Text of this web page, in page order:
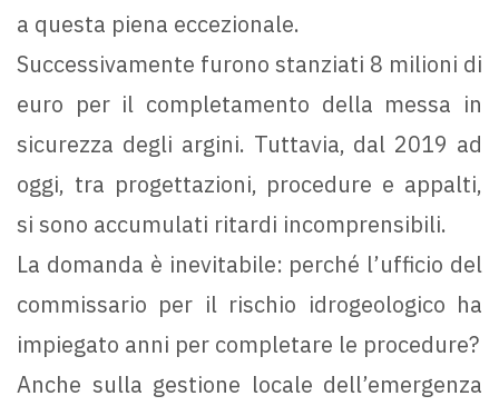
a questa piena eccezionale.
Successivamente furono stanziati 8 milioni di
euro per il completamento della messa in
sicurezza degli argini. Tuttavia, dal 2019 ad
oggi, tra progettazioni, procedure e appalti,
si sono accumulati ritardi incomprensibili.
La domanda è inevitabile: perché l’ufficio del
commissario per il rischio idrogeologico ha
impiegato anni per completare le procedure?
Anche sulla gestione locale dell’emergenza